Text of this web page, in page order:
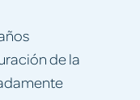
de la